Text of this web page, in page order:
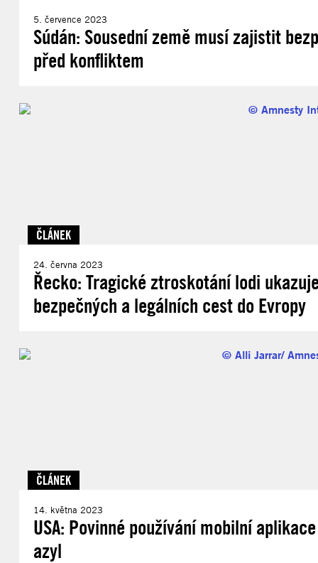
5. července 2023
Súdán: Sousední země musí zajistit
před konfliktem
ČLÁNEK
24. června 2023
Řecko: Tragické ztroskotání lodi
bezpečných a legálních cest do Evropy
ČLÁNEK
14. května 2023
USA: Povinné používání mobilní
azyl